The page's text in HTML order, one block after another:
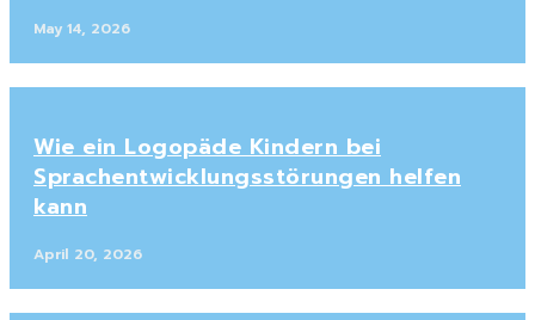
May 14, 2026
Wie ein Logopäde Kindern bei
Sprachentwicklungsstörungen helfen
kann
April 20, 2026